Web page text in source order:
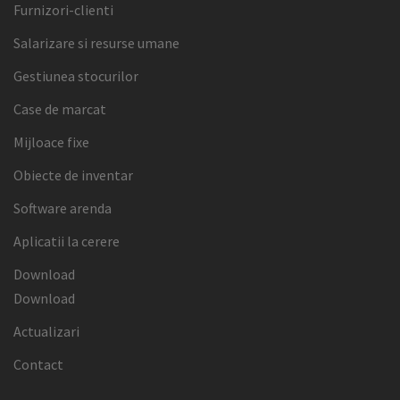
Furnizori-clienti
Salarizare si resurse umane
Gestiunea stocurilor
Case de marcat
Mijloace fixe
Obiecte de inventar
Software arenda
Aplicatii la cerere
Download
Download
Actualizari
Contact